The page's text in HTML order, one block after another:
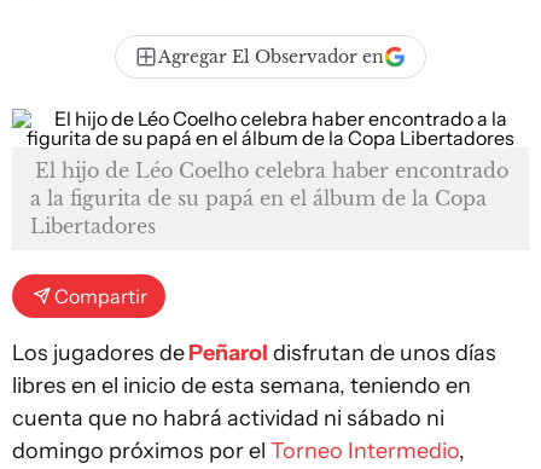
Agregar El Observador en
El hijo de Léo Coelho celebra haber encontrado
a la figurita de su papá en el álbum de la Copa
Libertadores
Compartir
Los jugadores dePeñarol disfrutan de unos días
libres en el inicio de esta semana, teniendo en
cuenta que no habrá actividad ni sábado ni
domingo próximos por el Torneo Intermedio,